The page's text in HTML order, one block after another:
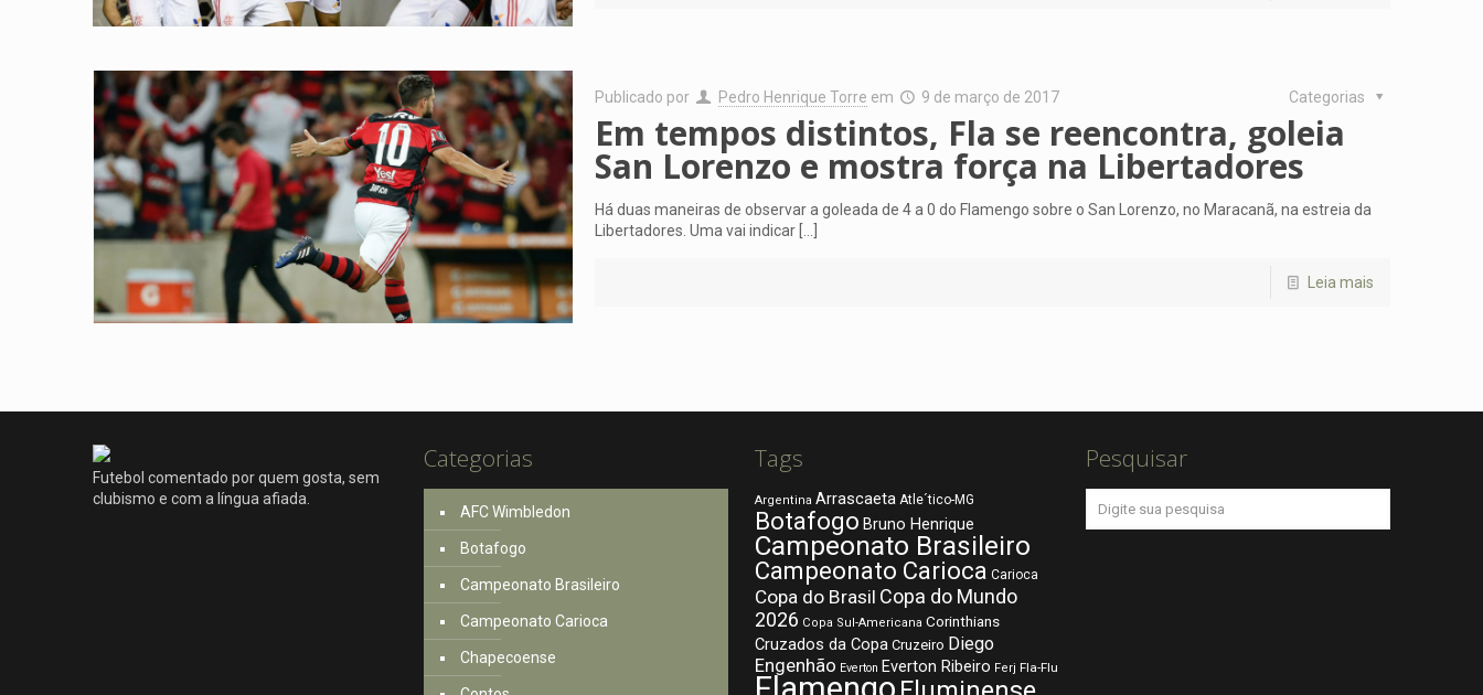
Publicado por Pedro Henrique Torre em 9 de março de 2017 Categorias
Em tempos distintos, Fla se reencontra, goleia
San Lorenzo e mostra força na Libertadores
Há duas maneiras de observar a goleada de 4 a 0 do Flamengo sobre o San Lorenzo, no Maracanã, na estreia da
Libertadores. Uma vai indicar […]
Leia mais
Futebol comentado por quem gosta, sem
clubismo e com a língua afiada.
Categorias
AFC Wimbledon
Botafogo
Campeonato Brasileiro
Campeonato Carioca
Chapecoense
Tags
Argentina Arrascaeta Atle´tico-MG
Botafogo Bruno Henrique
Campeonato Brasileiro
Campeonato Carioca Carioca
Copa do Brasil Copa do Mundo
2026 Copa Sul-Americana Corinthians
Cruzados da Copa Cruzeiro Diego
Engenhão Everton Everton Ribeiro Ferj Fla-Flu
Pesquisar